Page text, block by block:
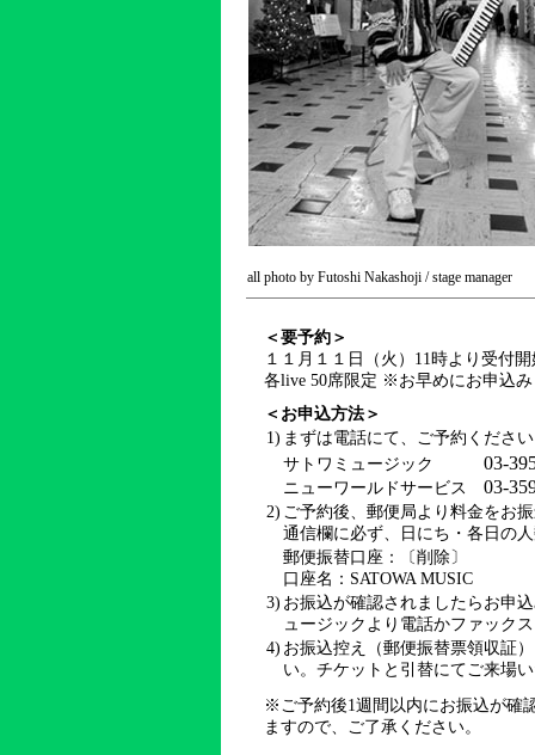
all photo by Futoshi Nakashoji / stage manager
＜要予約＞
１１月１１日（火）11時より受付開
各live 50席限定 ※お早めにお申込
＜お申込方法＞
1) まずは電話にて、ご予約くださ
サトワミュージック 03-
ニューワールドサービス 03-
2) ご予約後、郵便局より料金をお
通信欄に必ず、日にち・各日の
郵便振替口座：〔削除〕
口座名：SATOWA MUSIC
3) お振込が確認されましたらお申
ュージックより電話かファック
4) お振込控え（郵便振替票領収証
い。チケットと引替にてご来場
※ご予約後1週間以内にお振込が確
ますので、ご了承ください。